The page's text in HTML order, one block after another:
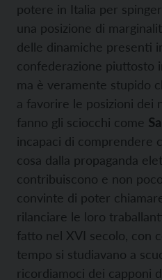
potere in Italia per
una posizione di
delle dinamiche presenti
confederazione piuttosto
ma è veramente stupido
a favorire le posizioni dei
fanno gli sciocchi come
incapaci di comprendere
cosa dalla propaganda
contribuiscono e non
convinte di poter
rilanciare le loro
fatto nel XVI secolo, con
tempo si studiavano a
ricordiamoci dei capponi